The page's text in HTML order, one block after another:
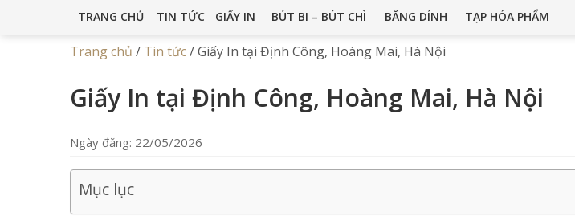
TRANG CHỦ TIN TỨC GIẤY IN BÚT BI – BÚT CHÌ BĂNG DÍNH TẠP HÓA PHẨM
Trang chủ / Tin tức/Giấy In tại Định Công, Hoàng Mai, Hà Nội
Giấy In tại Định Công, Hoàng Mai, Hà Nội
Ngày đăng: 22/05/2026
Mục lục